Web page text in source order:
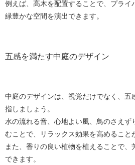
例えば、高木を配置することで、プライ
緑豊かな空間を演出できます。
五感を満たす中庭のデザイン
中庭のデザインは、視覚だけでなく、五
指しましょう。
水の流れる音、心地よい風、鳥のさえず
むことで、リラックス効果を高めること
また、香りの良い植物を植えることで
できます。